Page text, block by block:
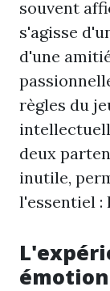
souvent
s'agisse
d'une
règles du
deux
inutile,
l'essentiel :